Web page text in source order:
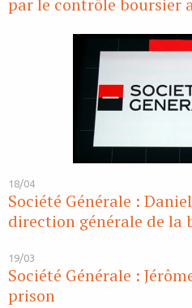
par le contrôle boursier
18/04
Société Générale :
direction générale de la
19/03
Société Générale :
prison